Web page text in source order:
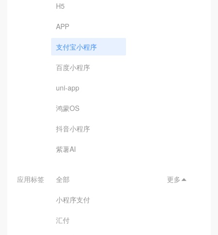
H5
APP
支付宝小程序
百度小程序
uni-app
鸿蒙OS
抖音小程序
紫薯AI
应用标签 全部
小程序支付
汇付
更多 